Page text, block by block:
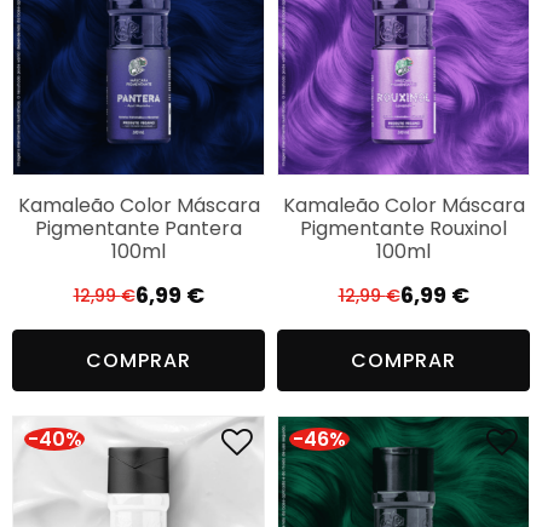
Kamaleão Color Máscara
Pigmentante Pantera
100ml
12,99€O
preço
original
era:
12,99 €.
6,99 €
O
preço
atual
é:
6,99 €.
COMPRAR
Kamaleão Color Máscara
Pigmentante Rouxinol
100ml
12,99€O
preço
original
era:
12,99 €.
6,99 €
O
preço
atual
é:
6,99 €.
COMPRAR
-40% -46%